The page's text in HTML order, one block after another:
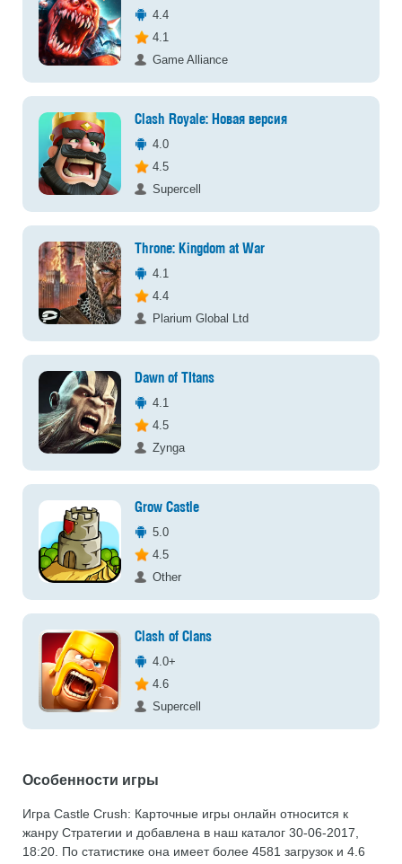
4.4
4.1
Game Alliance
Clash Royale: Новая версия
4.0
4.5
Supercell
Throne: Kingdom at War
4.1
4.4
Plarium Global Ltd
Dawn of TItans
4.1
4.5
Zynga
Grow Castle
5.0
4.5
Other
Clash of Clans
4.0+
4.6
Supercell
Особенности игры
Игра Castle Crush: Карточные игры онлайн относится к
жанру Стратегии и добавлена в наш каталог 30-06-2017,
18:20. По статистике она имеет более 4581 загрузок и 4.6